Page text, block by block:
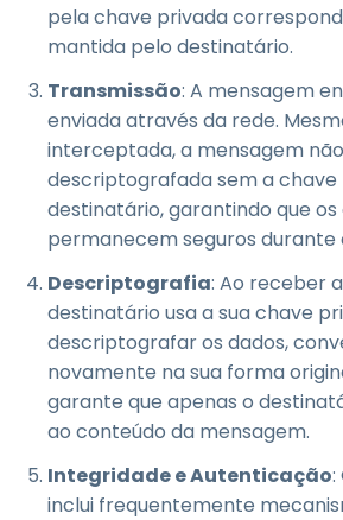
pela chave privada
mantida pelo destinatário.
Transmissão: A mensagem
enviada através da rede.
interceptada, a mensagem
descriptografada sem a chave
destinatário, garantindo que os
permanecem seguros durante
Descriptografia: Ao receber
destinatário usa a sua chave
descriptografar os dados,
novamente na sua forma
garante que apenas o
ao conteúdo da mensagem.
Integridade e Autenticação:
inclui frequentemente